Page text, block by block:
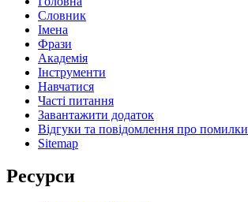
Словник
Імена
Фрази
Академія
Інструменти
Навчатися
Часті питання
Завантажити додаток
Відгуки та повідомлення про помилки
Sitemap
Ресурси